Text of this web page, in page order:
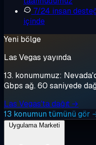
7/24 insan
içinde
Yeni bölge
Las Vegas yayında
13. konumumuz:
Gbps ağ. 60 saniyede
Las Vegas'ta dağıt →
13 konumun tümünü gör